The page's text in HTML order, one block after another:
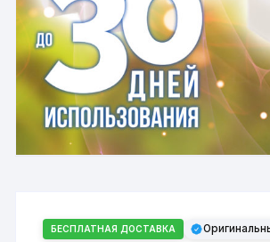
БЕСПЛАТНАЯ ДОСТАВКА